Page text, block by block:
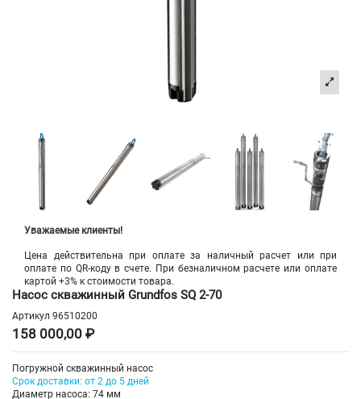
Уважаемые клиенты!
Цена действительна при оплате за наличный расчет или при
оплате по QR-коду в счете. При безналичном расчете или оплате
картой +3% к стоимости товара.
Насос скважинный Grundfos SQ 2-70
Артикул 96510200
158 000,00 ₽
Погружной скважинный насос
Срок доставки: от 2 до 5 дней
Диаметр насоса: 74 мм